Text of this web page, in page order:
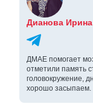
Дианова Ирина
ДМАЕ помогает
отметили память
головокружение,
хорошо засыпаем.